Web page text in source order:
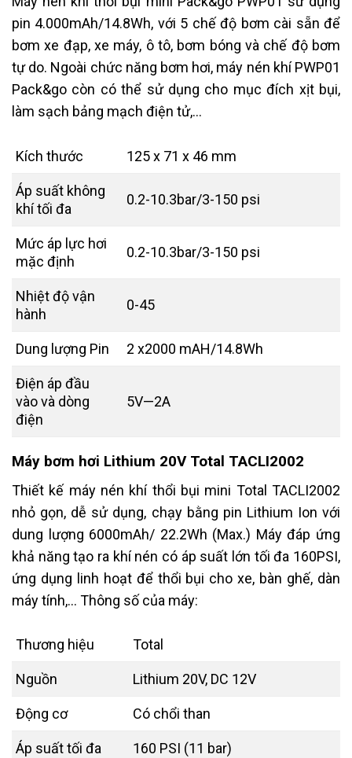
pin 4.000mAh/14.8Wh, với 5 chế độ bơm cài sẵn để
bơm xe đạp, xe máy, ô tô, bơm bóng và chế độ bơm
tự do. Ngoài chức năng bơm hơi, máy nén khí PWP01
Pack&go còn có thể sử dụng cho mục đích xịt bụi,
làm sạch bảng mạch điện tử,…
Kích thước 125 x 71 x 46 mm
Áp suất không
khí tối đa
0.2-10.3bar/3-150 psi
Mức áp lực hơi
mặc định
0.2-10.3bar/3-150 psi
Nhiệt độ vận
hành
0-45
Dung lượng Pin 2 x2000 mAH/14.8Wh
Điện áp đầu
vào và dòng
điện
5V—2A
Máy bơm hơi Lithium 20V Total TACLI2002
Thiết kế máy nén khí thổi bụi mini Total TACLI2002
nhỏ gọn, dễ sử dụng, chạy bằng pin Lithium Ion với
dung lượng 6000mAh/ 22.2Wh (Max.) Máy đáp ứng
khả năng tạo ra khí nén có áp suất lớn tối đa 160PSI,
ứng dụng linh hoạt để thổi bụi cho xe, bàn ghế, dàn
máy tính,… Thông số của máy:
Thương hiệu Total
Nguồn Lithium 20V, DC 12V
Động cơ Có chổi than
Áp suất tối đa 160 PSI (11 bar)